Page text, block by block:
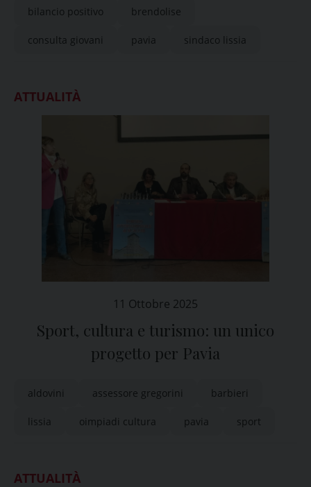
bilancio positivo brendolise
consulta giovani pavia sindaco lissia
ATTUALITÀ
11 Ottobre 2025
Sport, cultura e turismo: un unico
progetto per Pavia
aldovini assessore gregorini barbieri
lissia oimpiadi cultura pavia sport
ATTUALITÀ